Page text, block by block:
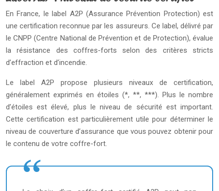
En France, le label A2P (Assurance Prévention Protection) est
une certification reconnue par les assureurs. Ce label, délivré par
le CNPP (Centre National de Prévention et de Protection), évalue
la résistance des coffres-forts selon des critères stricts
d’effraction et d’incendie.
Le label A2P propose plusieurs niveaux de certification,
généralement exprimés en étoiles (*, **, ***). Plus le nombre
d’étoiles est élevé, plus le niveau de sécurité est important.
Cette certification est particulièrement utile pour déterminer le
niveau de couverture d’assurance que vous pouvez obtenir pour
le contenu de votre coffre-fort.